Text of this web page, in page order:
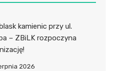
kamienic przy ul.
– ZBiLK rozpoczyna
2026